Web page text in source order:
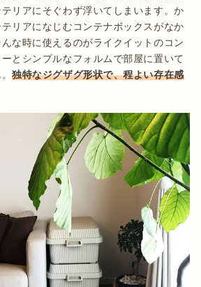
リアにそぐわず浮いてしまいます。か
リアになじむコンテナボックスがなか
な時に使えるのがライクイットのコン
とシンプルなフォルムで部屋に置いて
。独特なジグザグ形状で、程よい存在感